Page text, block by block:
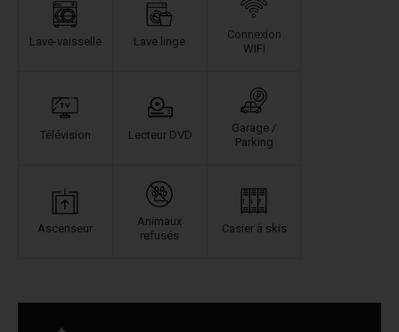
Lave-vaisselle Lave linge
Connexion
WIFI
Télévision Lecteur DVD
Garage /
Parking
Ascenseur
Animaux
refusés
Casier à skis